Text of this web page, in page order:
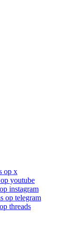
op x
youtube
instagram
op telegram
threads